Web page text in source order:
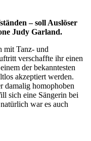
– soll Auslöser
Judy Garland.
mit Tanz- und
verschaffte ihr einen
der bekanntesten
akzeptiert werden.
damalig homophoben
sich eine Sängerin bei
war es auch